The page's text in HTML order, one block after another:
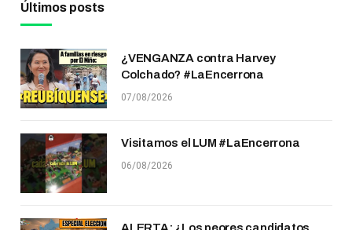
Últimos posts
¿VENGANZA contra Harvey
Colchado? #LaEncerrona
07/08/2026
Visitamos el LUM #LaEncerrona
06/08/2026